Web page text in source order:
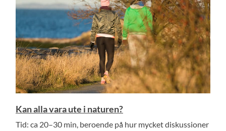
Kan alla vara ute i naturen?
Tid: ca 20–30 min, beroende på hur mycket diskussioner